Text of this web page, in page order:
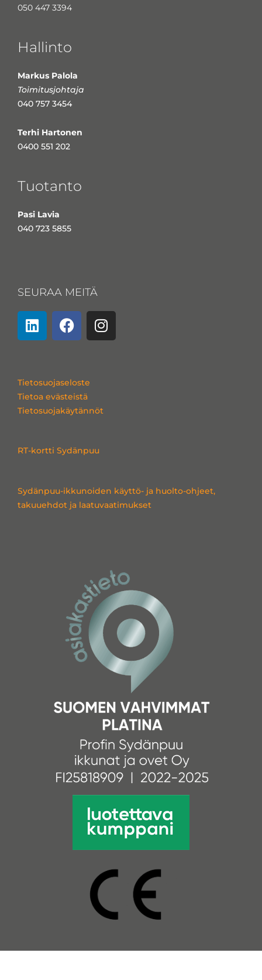
050 447 3394
Hallinto
Markus Palola
Toimitusjohtaja
040 757 3454
Terhi Hartonen
0400 551 202
Tuotanto
Pasi Lavia
040 723 5855
SEURAA MEITÄ
L
i
e
d
i
F
a
b
o
o
k
I
n
r
Tietosuojaseloste
Tietoa evästeistä
Tietosuojakäytännöt
RT-kortti Sydänpuu
Sydänpuu-ikkunoiden käyttö- ja huolto-ohjeet,
takuuehdot ja laatuvaatimukset